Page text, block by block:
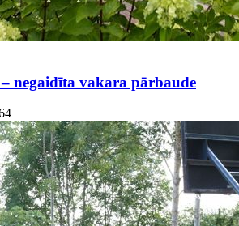
negaidīta vakara pārbaude
4